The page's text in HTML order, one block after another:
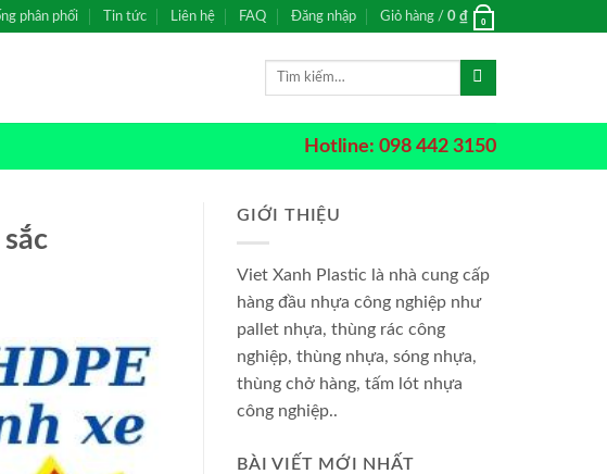
phân phối Tin tức Liên hệ FAQ Đăng nhập Giỏ hàng / 0 ₫ 0
Tìm
Hotline: 098 442 3150
GIỚI THIỆU
Viet Xanh Plastic là nhà cung cấp
hàng đầu nhựa công nghiệp như
pallet nhựa, thùng rác công
nghiệp, thùng nhựa, sóng nhựa,
thùng chở hàng, tấm lót nhựa
công nghiệp..
BÀI VIẾT MỚI NHẤT